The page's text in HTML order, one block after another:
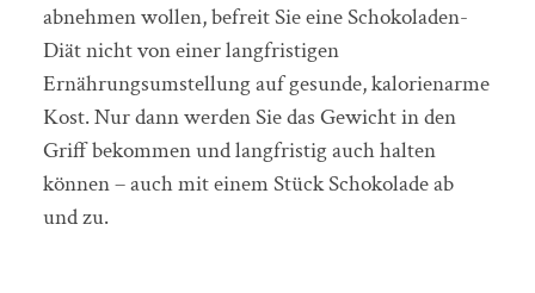
abnehmen wollen, befreit Sie eine Schokoladen-
Diät nicht von einer langfristigen
Ernährungsumstellung auf gesunde, kalorienarme
Kost. Nur dann werden Sie das Gewicht in den
Griff bekommen und langfristig auch halten
können – auch mit einem Stück Schokolade ab
und zu.